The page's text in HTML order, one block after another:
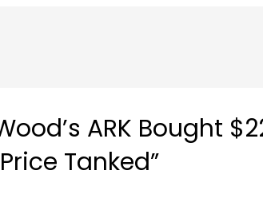
ARK Bought
Tanked”